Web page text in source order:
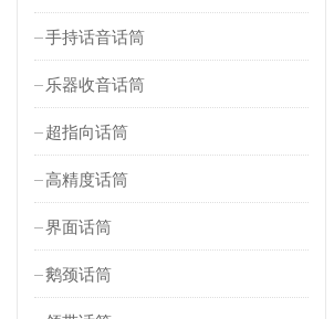
手持话音话筒
乐器收音话筒
超指向话筒
高精度话筒
界面话筒
鹅颈话筒